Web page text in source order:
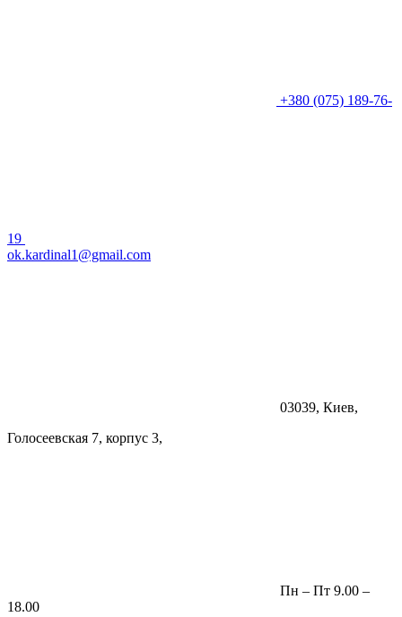
+380 (075) 189-76-
19
ok.kardinal1@gmail.com
03039, Киев,
Голосеевская 7, корпус 3,
Пн – Пт 9.00 –
18.00